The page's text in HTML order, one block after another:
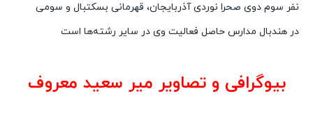
نفر سوم دوی صحرا نوردی آذربایجان، قهرمانی بسکتبال و سومی
در هندبال مدارس حاصل فعالیت وی در سایر رشته‌ها است
بیوگرافی و تصاویر میر سعید معروف